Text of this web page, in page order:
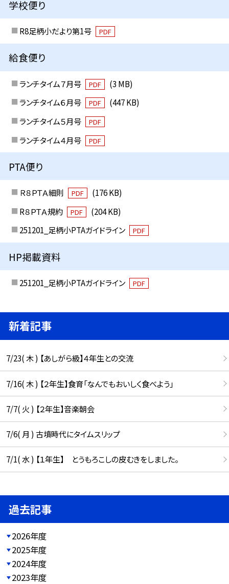
学校便り
R8足柄小だより第1号 PDF
給食便り
ランチタイム７月号 PDF
(3 MB)
ランチタイム６月号
PDF
(447 KB)
ランチタイム５月号
PDF
ランチタイム４月号 PDF
PTA便り
Ｒ８ＰＴＡ細則 PDF
(176 KB)
R８ＰＴＡ規約
PDF
(204 KB)
251201_足柄小PTAガイドライン
PDF
HP掲載資料
251201_足柄小PTAガイドライン PDF
新着記事
7/23( 木 ) 【あしがら級】４年生との交流
7/16( 木 ) 【２年生】食育「なんでもおいしく食べよう」
7/7( 火 ) 【２年生】音楽朝会
7/6( 月 ) 古墳時代にタイムスリップ
7/1( 水 ) 【１年生】 とうもろこしの皮むきをしました。
過去記事
2026年度
2025年度
2024年度
2023年度